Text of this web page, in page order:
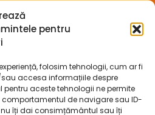
pentru
folosim tehnologii, cum ar fi
accesa informațiile despre
aceste tehnologii ne permite
de navigare sau ID-
îți dai consimțământul sau îți
caracter personal